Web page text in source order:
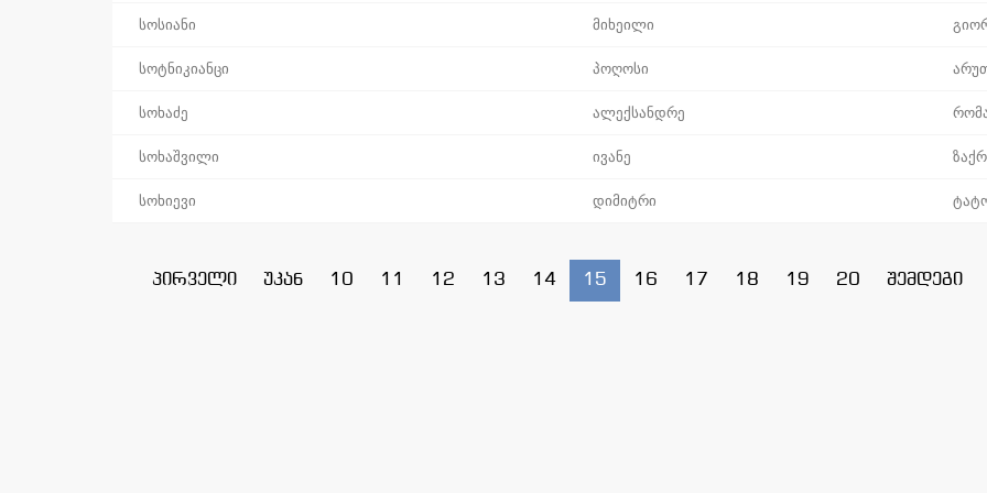
სოსიანი მიხეილი
სოტნიკიანცი პოღოსი
სოხაძე ალექსანდრე
სოხაშვილი ივანე
სოხიევი დიმიტრი
პირველი უკან 10 11 12 13 14 15 16 17 18 19 20 შემდეგი